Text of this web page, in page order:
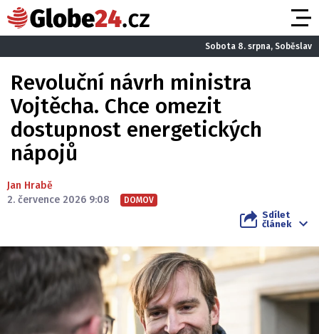
Sobota 8. srpna, Soběslav
Revoluční návrh ministra
Vojtěcha. Chce omezit
dostupnost energetických
nápojů
Jan Hrabě
2. července 2026 9:08
DOMOV
Sdílet
článek